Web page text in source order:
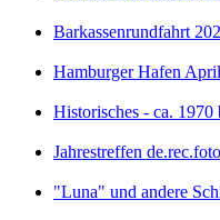
Barkassenrundfahrt
Hamburger Hafen
Historisches - ca. 1970
Jahrestreffen
"Luna" und andere